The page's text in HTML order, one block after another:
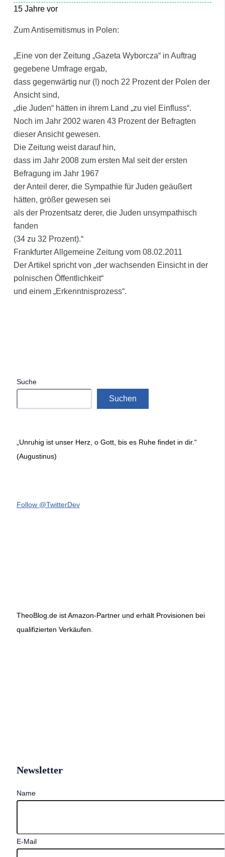
15 Jahre vor
Zum Antisemitismus in Polen:
„Eine von der Zeitung „Gazeta Wyborcza“ in Auftrag
gegebene Umfrage ergab,
dass gegenwärtig nur (!) noch 22 Prozent der Polen der
Ansicht sind,
„die Juden“ hätten in ihrem Land „zu viel Einfluss“.
Noch im Jahr 2002 waren 43 Prozent der Befragten
dieser Ansicht gewesen.
Die Zeitung weist darauf hin,
dass im Jahr 2008 zum ersten Mal seit der ersten
Befragung im Jahr 1967
der Anteil derer, die Sympathie für Juden geäußert
hätten, größer gewesen sei
als der Prozentsatz derer, die Juden unsympathisch
fanden
(34 zu 32 Prozent).“
Frankfurter Allgemeine Zeitung vom 08.02.2011
Der Artikel spricht von „der wachsenden Einsicht in der
polnischen Öffentlichkeit“
und einem „Erkenntnisprozess“.
Suche
Suchen
„Unruhig ist unser Herz, o Gott, bis es Ruhe findet in dir.“
(Augustinus)
Follow @TwitterDev
TheoBlog.de ist Amazon-Partner und erhält Provisionen bei
qualifizierten Verkäufen.
Newsletter
Name
E-Mail